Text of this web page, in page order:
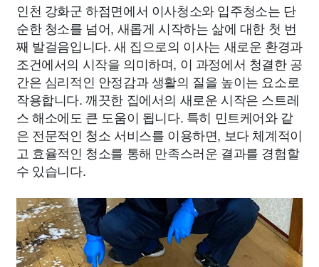
인천 강화군 하점면에서 이사청소와 입주청소는 단
순한 청소를 넘어, 새롭게 시작하는 삶에 대한 첫 번
째 발걸음입니다. 새 집으로의 이사는 새로운 환경과
조건에서의 시작을 의미하며, 이 과정에서 청결한 공
간은 심리적인 안정감과 생활의 질을 높이는 요소로
작용합니다. 깨끗한 집에서의 새로운 시작은 스트레
스 해소에도 큰 도움이 됩니다. 특히 민트케어와 같
은 전문적인 청소 서비스를 이용하면, 보다 체계적이
고 효율적인 청소를 통해 만족스러운 결과를 경험할
수 있습니다.